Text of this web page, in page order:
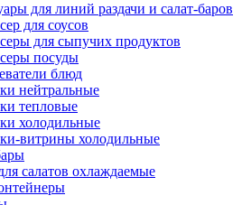
для линий раздачи и салат-баров
для соусов
для сыпучих продуктов
посуды
блюд
нейтральные
тепловые
холодильные
витрины холодильные
салатов охлаждаемые